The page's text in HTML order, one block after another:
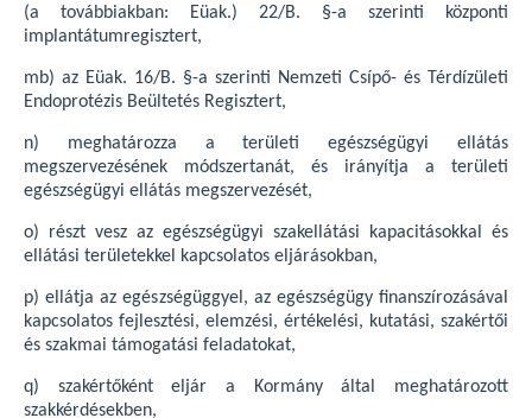
(a továbbiakban: Eüak.) 22/B. §-a szerinti központi
implantátumregisztert,
mb) az Eüak. 16/B. §-a szerinti Nemzeti Csípő- és Térdízületi
Endoprotézis Beültetés Regisztert,
n) meghatározza a területi egészségügyi ellátás
megszervezésének módszertanát, és irányítja a területi
egészségügyi ellátás megszervezését,
o) részt vesz az egészségügyi szakellátási kapacitásokkal és
ellátási területekkel kapcsolatos eljárásokban,
p) ellátja az egészségüggyel, az egészségügy finanszírozásával
kapcsolatos fejlesztési, elemzési, értékelési, kutatási, szakértői
és szakmai támogatási feladatokat,
q) szakértőként eljár a Kormány által meghatározott
szakkérdésekben,